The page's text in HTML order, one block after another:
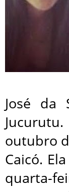
José da
outubro
Caicó.
quarta-